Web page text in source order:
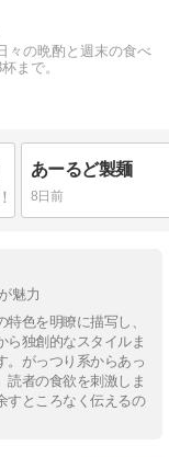
々の晩酌と週末の食べ
まで。
あーるど製麺
8日前
魅力
色を明瞭に描写し、
ら独創的なスタイルま
。がっつり系からあっ
読者の食欲を刺激しま
すところなく伝えるの